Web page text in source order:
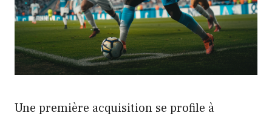
Une première acquisition se profile à